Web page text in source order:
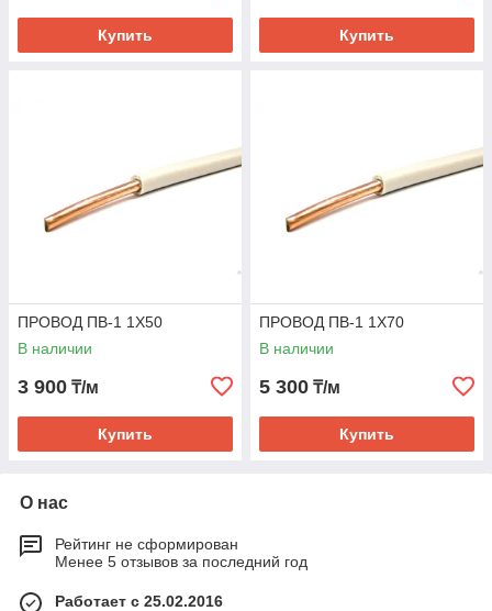
Купить Купить
ПРОВОД ПВ-1 1Х50
В наличии
3 900 ₸/м
Купить
ПРОВОД ПВ-1 1Х70
В наличии
5 300 ₸/м
Купить
О нас
Рейтинг не сформирован
Менее 5 отзывов за последний год
Работает с 25.02.2016